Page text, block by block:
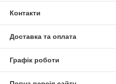
Контакти
Доставка та оплата
Графік роботи